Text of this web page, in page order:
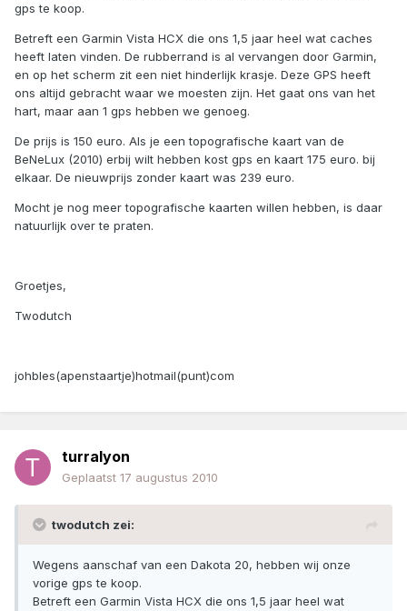
gps te koop.
Betreft een Garmin Vista HCX die ons 1,5 jaar heel wat caches
heeft laten vinden. De rubberrand is al vervangen door Garmin,
en op het scherm zit een niet hinderlijk krasje. Deze GPS heeft
ons altijd gebracht waar we moesten zijn. Het gaat ons van het
hart, maar aan 1 gps hebben we genoeg.
De prijs is 150 euro. Als je een topografische kaart van de
BeNeLux (2010) erbij wilt hebben kost gps en kaart 175 euro. bij
elkaar. De nieuwprijs zonder kaart was 239 euro.
Mocht je nog meer topografische kaarten willen hebben, is daar
natuurlijk over te praten.
Groetjes,
Twodutch
johbles(apenstaartje)hotmail(punt)com
turralyon
Geplaatst 17 augustus 2010
twodutch zei:
Wegens aanschaf van een Dakota 20, hebben wij onze
vorige gps te koop.
Betreft een Garmin Vista HCX die ons 1,5 jaar heel wat